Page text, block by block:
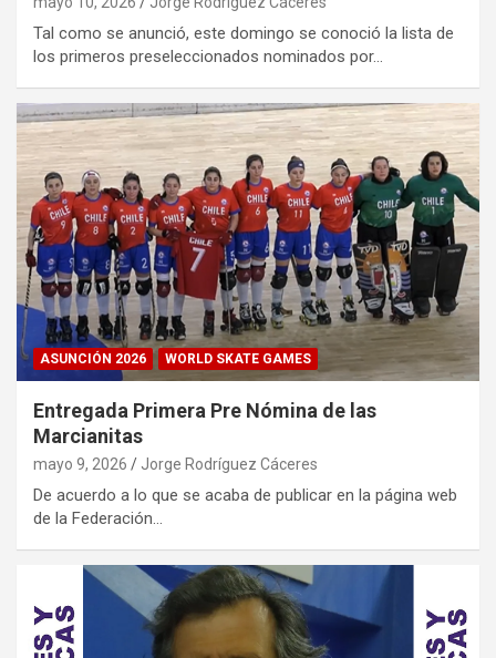
Tal como se anunció, este domingo se conoció la lista de
los primeros preseleccionados nominados por…
ASUNCIÓN 2026 WORLD SKATE GAMES
Entregada Primera Pre Nómina de las
Marcianitas
mayo 9, 2026 Jorge Rodríguez Cáceres
De acuerdo a lo que se acaba de publicar en la página web
de la Federación…